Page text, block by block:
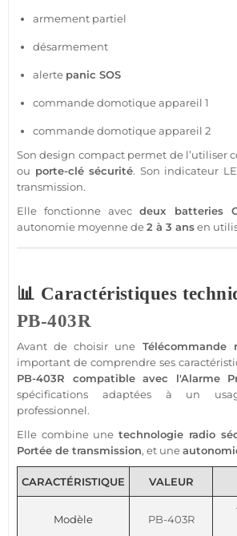
armement partiel
désarmement
alerte panic SOS
commandedomotiqueappareil 1
commandedomotiqueappareil 2
Son design compact permet de l’utiliser
ou porte-clésécurité. Son indicateur
transmission.
Elle fonctionne avecdeux batteries
autonomie moyenne de2 à 3 ansen
📊 Caractéristiques
PB-403R
Avant de choisir une Télécommande
important de comprendre ses
PB-403R
compatibleavec l'Alarme
spécifications adaptées à un
professionnel.
Elle combine unetechnologie radio
Portée de transmission, et une
CARACTÉRISTIQUE VALEUR
Modèle PB-403R